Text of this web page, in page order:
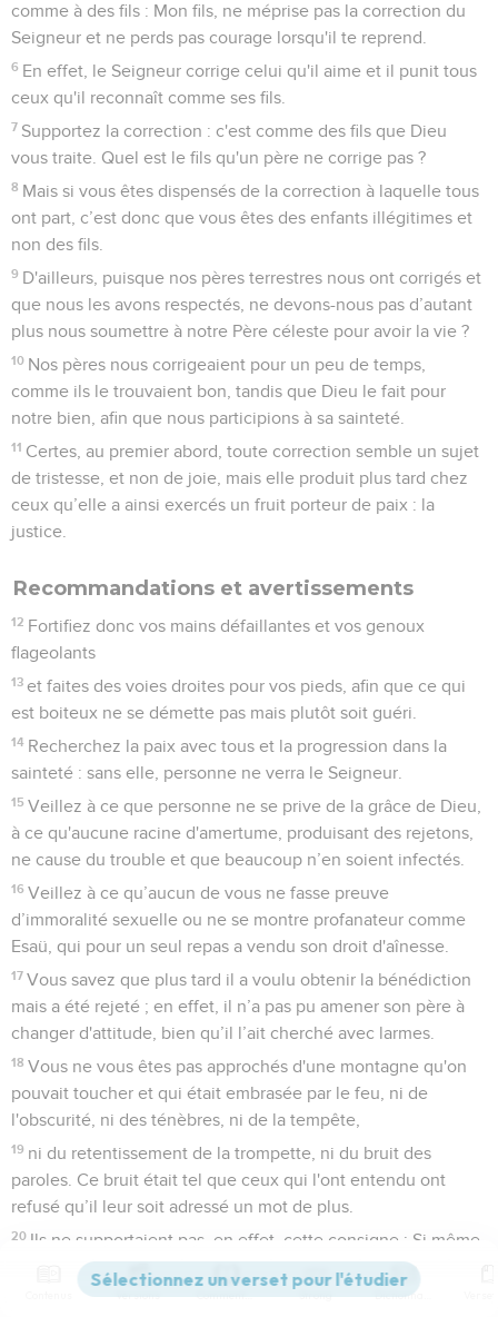
comme à des fils : Mon fils, ne méprise pas la correction du
Seigneur et ne perds pas courage lorsqu'il te reprend.
6 En effet, le Seigneur corrige celui qu'il aime et il punit tous
ceux qu'il reconnaît comme ses fils.
7 Supportez la correction : c'est comme des fils que Dieu
vous traite. Quel est le fils qu'un père ne corrige pas ?
8 Mais si vous êtes dispensés de la correction à laquelle tous
ont part, c’est donc que vous êtes des enfants illégitimes et
non des fils.
9 D'ailleurs, puisque nos pères terrestres nous ont corrigés et
que nous les avons respectés, ne devons-nous pas d’autant
plus nous soumettre à notre Père céleste pour avoir la vie ?
10 Nos pères nous corrigeaient pour un peu de temps,
comme ils le trouvaient bon, tandis que Dieu le fait pour
notre bien, afin que nous participions à sa sainteté.
11 Certes, au premier abord, toute correction semble un sujet
de tristesse, et non de joie, mais elle produit plus tard chez
ceux qu’elle a ainsi exercés un fruit porteur de paix : la
justice.
Recommandations et avertissements
12 Fortifiez donc vos mains défaillantes et vos genoux
flageolants
13 et faites des voies droites pour vos pieds, afin que ce qui
est boiteux ne se démette pas mais plutôt soit guéri.
14 Recherchez la paix avec tous et la progression dans la
sainteté : sans elle, personne ne verra le Seigneur.
15 Veillez à ce que personne ne se prive de la grâce de Dieu,
à ce qu'aucune racine d'amertume, produisant des rejetons,
ne cause du trouble et que beaucoup n’en soient infectés.
16 Veillez à ce qu’aucun de vous ne fasse preuve
d’immoralité sexuelle ou ne se montre profanateur comme
Esaü, qui pour un seul repas a vendu son droit d'aînesse.
17 Vous savez que plus tard il a voulu obtenir la bénédiction
mais a été rejeté ; en effet, il n’a pas pu amener son père à
changer d'attitude, bien qu’il l’ait cherché avec larmes.
18 Vous ne vous êtes pas approchés d'une montagne qu'on
pouvait toucher et qui était embrasée par le feu, ni de
l'obscurité, ni des ténèbres, ni de la tempête,
19 ni du retentissement de la trompette, ni du bruit des
paroles. Ce bruit était tel que ceux qui l'ont entendu ont
refusé qu’il leur soit adressé un mot de plus.
20 Ils ne supportaient pas, en effet, cette consigne : Si même
une bête touche la montagne, elle sera lapidée.
Le spectacle était si terrifiant que Moïse a dit : Je suis
Versions Commentaires Strong